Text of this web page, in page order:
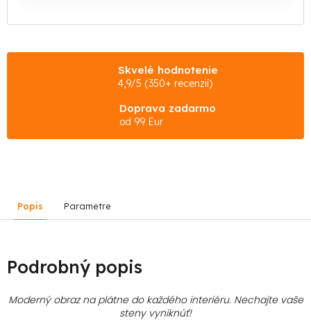
Skvelé hodnotenie
4,9/5 (350+ recenzií)
Doprava zadarmo
od 99 Eur
Popis Parametre
Podrobný popis
Moderný obraz na plátne do každého interiéru. Nechajte vaše
steny vyniknúť!